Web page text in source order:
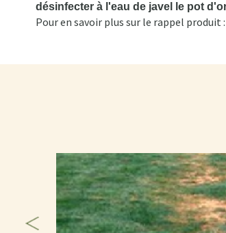
désinfecter à l'eau de javel le pot
Pour en savoir plus sur le rappel produit :